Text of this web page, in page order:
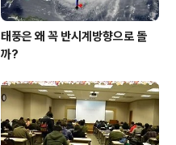
태풍은 왜 꼭 반시계방향으로 돌
까?